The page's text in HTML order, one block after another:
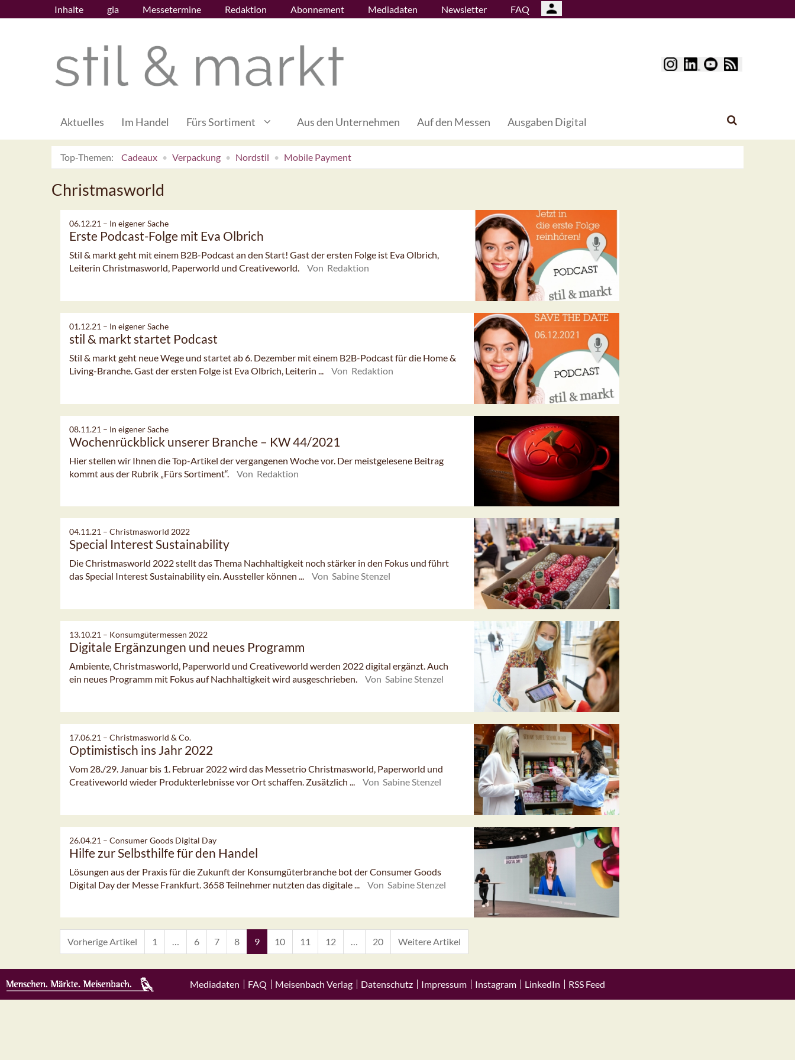
Inhalte gia Messetermine Redaktion Abonnement Mediadaten Newsletter FAQ
Aktuelles Im Handel Fürs Sortiment Aus den Unternehmen Auf den Messen Ausgaben Digital
Top-Themen: Cadeaux Verpackung Nordstil Mobile Payment
Christmasworld
06.12.21 – In eigener Sache
Erste Podcast-Folge mit Eva Olbrich
Stil & markt geht mit einem B2B-Podcast an den Start! Gast der ersten Folge ist Eva Olbrich,
Leiterin Christmasworld, Paperworld und Creativeworld.
Von Redaktion
01.12.21 – In eigener Sache
stil & markt startet Podcast
Stil & markt geht neue Wege und startet ab 6. Dezember mit einem B2B-Podcast für die Home &
Living-Branche. Gast der ersten Folge ist Eva Olbrich, Leiterin ...
Von Redaktion
08.11.21 – In eigener Sache
Wochenrückblick unserer Branche – KW 44/2021
Hier stellen wir Ihnen die Top-Artikel der vergangenen Woche vor. Der meistgelesene Beitrag
kommt aus der Rubrik „Fürs Sortiment“.
Von Redaktion
04.11.21 – Christmasworld 2022
Special Interest Sustainability
Die Christmasworld 2022 stellt das Thema Nachhaltigkeit noch stärker in den Fokus und führt
das Special Interest Sustainability ein. Aussteller können ...
Von Sabine Stenzel
13.10.21 – Konsumgütermessen 2022
Digitale Ergänzungen und neues Programm
Ambiente, Christmasworld, Paperworld und Creativeworld werden 2022 digital ergänzt. Auch
ein neues Programm mit Fokus auf Nachhaltigkeit wird ausgeschrieben.
Von Sabine Stenzel
17.06.21 – Christmasworld & Co.
Optimistisch ins Jahr 2022
Vom 28./29. Januar bis 1. Februar 2022 wird das Messetrio Christmasworld, Paperworld und
Creativeworld wieder Produkterlebnisse vor Ort schaffen. Zusätzlich ...
Von Sabine Stenzel
26.04.21 – Consumer Goods Digital Day
Hilfe zur Selbsthilfe für den Handel
Lösungen aus der Praxis für die Zukunft der Konsumgüterbranche bot der Consumer Goods
Digital Day der Messe Frankfurt. 3658 Teilnehmer nutzten das digitale ...
Von Sabine Stenzel
Vorherige Artikel 1 … 6 7 8 9 10 11 12 … 20 Weitere Artikel
Mediadaten FAQ Meisenbach Verlag Datenschutz Impressum Instagram LinkedIn RSS Feed